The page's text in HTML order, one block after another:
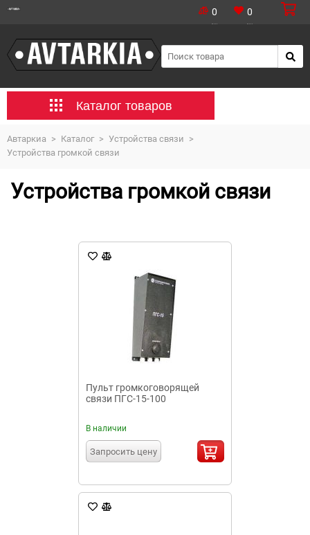
0 0
Каталог товаров
Автаркиа > Каталог > Устройства связи >
Устройства громкой связи
Устройства громкой связи
Пульт громкоговорящей
связи ПГС-15-100
В наличии
Запросить цену